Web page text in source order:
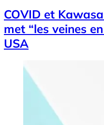
COVID et
met “les veines
USA
Image